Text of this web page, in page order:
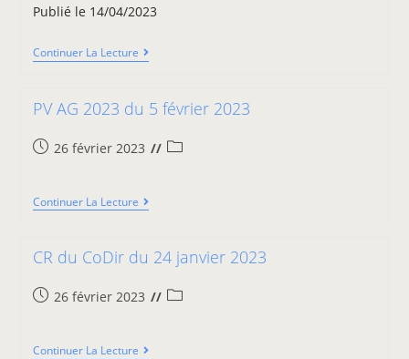
Publié le 14/04/2023
Continuer La Lecture
PV AG 2023 du 5 février 2023
26 février 2023
Continuer La Lecture
CR du CoDir du 24 janvier 2023
26 février 2023
Continuer La Lecture